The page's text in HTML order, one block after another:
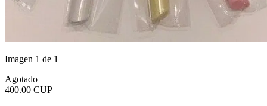
Imagen 1 de 1
Agotado
400.00 CUP